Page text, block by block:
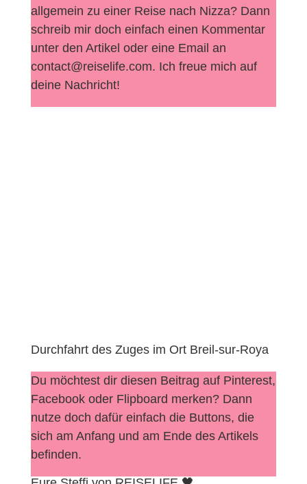
allgemein zu einer Reise nach Nizza? Dann
schreib mir doch einfach einen Kommentar
unter den Artikel oder eine Email an
contact@reiselife.com. Ich freue mich auf
deine Nachricht!
Durchfahrt des Zuges im Ort Breil-sur-Roya
Du möchtest dir diesen Beitrag auf Pinterest,
Facebook oder Flipboard merken? Dann
nutze doch dafür einfach die Buttons, die
sich am Anfang und am Ende des Artikels
befinden.